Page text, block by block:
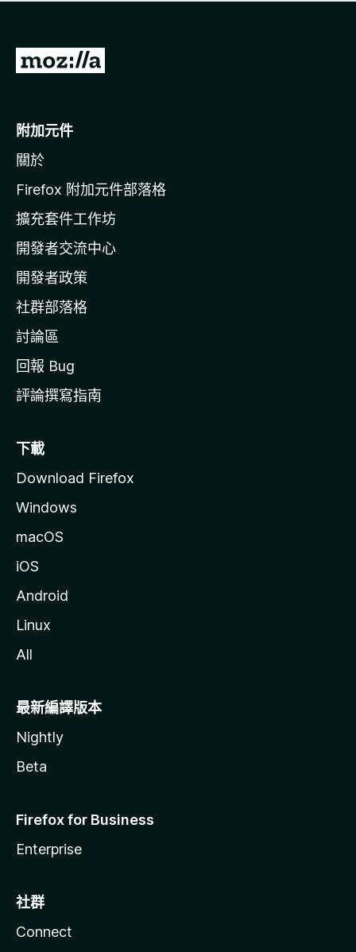
有
前
o
i
l
a
官
網
附加元件
關於
Firefox 附加元件部落格
擴充套件工作坊
開發者交流中心
開發者政策
社群部落格
討論區
回報 Bug
評論撰寫指南
下載
Download Firefox
Windows
macOS
iOS
Android
Linux
All
最新編譯版本
Nightly
Beta
Firefox for Business
Enterprise
社群
Connect